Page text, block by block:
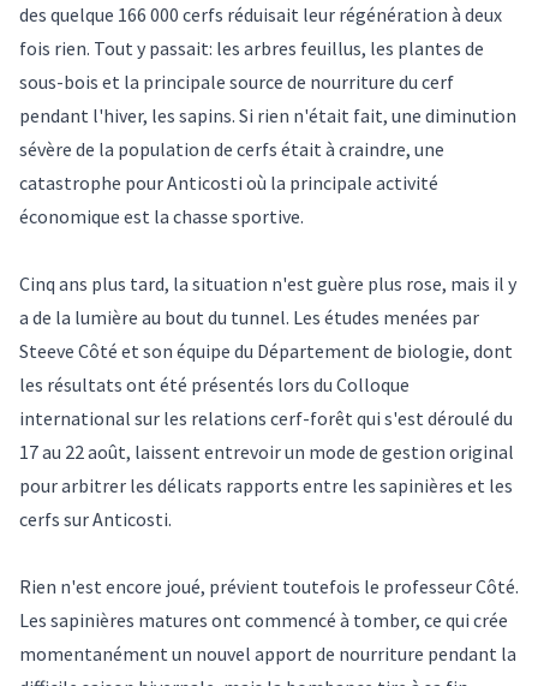
des quelque 166 000 cerfs réduisait leur régénération à deux
fois rien. Tout y passait: les arbres feuillus, les plantes de
sous-bois et la principale source de nourriture du cerf
pendant l'hiver, les sapins. Si rien n'était fait, une diminution
sévère de la population de cerfs était à craindre, une
catastrophe pour Anticosti où la principale activité
économique est la chasse sportive.
Cinq ans plus tard, la situation n'est guère plus rose, mais il y
a de la lumière au bout du tunnel. Les études menées par
Steeve Côté et son équipe du Département de biologie, dont
les résultats ont été présentés lors du Colloque
international sur les relations cerf-forêt qui s'est déroulé du
17 au 22 août, laissent entrevoir un mode de gestion original
pour arbitrer les délicats rapports entre les sapinières et les
cerfs sur Anticosti.
Rien n'est encore joué, prévient toutefois le professeur Côté.
Les sapinières matures ont commencé à tomber, ce qui crée
momentanément un nouvel apport de nourriture pendant la